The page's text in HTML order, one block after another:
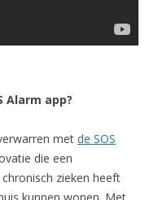
Alarm app?
met de SOS
die een
zieken heeft